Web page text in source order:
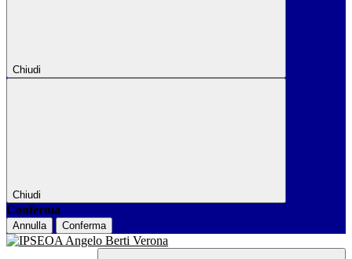
Chiudi
Chiudi
Conferma
Annulla Conferma